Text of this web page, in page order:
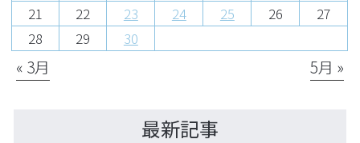
21
22 23 24 25 26
27
28
29 30
« 3月 5月 »
最新記事